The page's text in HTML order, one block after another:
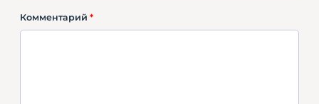
Комментарий *